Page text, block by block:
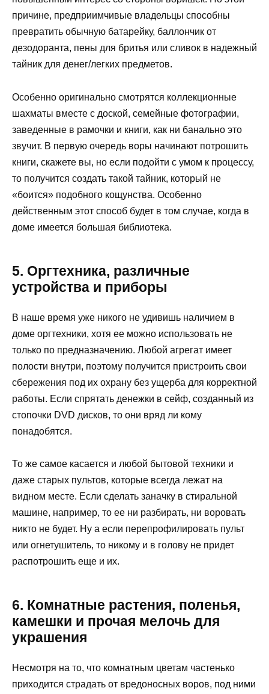
причине, предприимчивые владельцы способны
превратить обычную батарейку, баллончик от
дезодоранта, пены для бритья или сливок в надежный
тайник для денег/легких предметов.
Особенно оригинально смотрятся коллекционные
шахматы вместе с доской, семейные фотографии,
заведенные в рамочки и книги, как ни банально это
звучит. В первую очередь воры начинают потрошить
книги, скажете вы, но если подойти с умом к процессу,
то получится создать такой тайник, который не
«боится» подобного кощунства. Особенно
действенным этот способ будет в том случае, когда в
доме имеется большая библиотека.
5. Оргтехника, различные
устройства и приборы
В наше время уже никого не удивишь наличием в
доме оргтехники, хотя ее можно использовать не
только по предназначению. Любой агрегат имеет
полости внутри, поэтому получится пристроить свои
сбережения под их охрану без ущерба для корректной
работы. Если спрятать денежки в сейф, созданный из
стопочки DVD дисков, то они вряд ли кому
понадобятся.
То же самое касается и любой бытовой техники и
даже старых пультов, которые всегда лежат на
видном месте. Если сделать заначку в стиральной
машине, например, то ее ни разбирать, ни воровать
никто не будет. Ну а если перепрофилировать пульт
или огнетушитель, то никому и в голову не придет
распотрошить еще и их.
6. Комнатные растения, поленья,
камешки и прочая мелочь для
украшения
Несмотря на то, что комнатным цветам частенько
приходится страдать от вредоносных воров, под ними